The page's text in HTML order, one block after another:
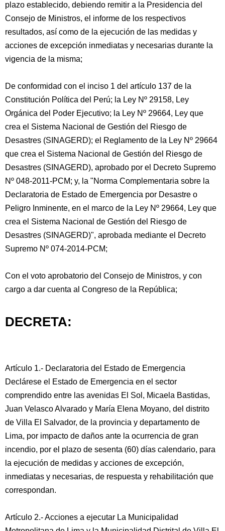
plazo establecido, debiendo remitir a la Presidencia del
Consejo de Ministros, el informe de los respectivos
resultados, así como de la ejecución de las medidas y
acciones de excepción inmediatas y necesarias durante la
vigencia de la misma;
De conformidad con el inciso 1 del artículo 137 de la
Constitución Política del Perú; la Ley Nº 29158, Ley
Orgánica del Poder Ejecutivo; la Ley Nº 29664, Ley que
crea el Sistema Nacional de Gestión del Riesgo de
Desastres (SINAGERD); el Reglamento de la Ley Nº 29664
que crea el Sistema Nacional de Gestión del Riesgo de
Desastres (SINAGERD), aprobado por el Decreto Supremo
Nº 048-2011-PCM; y, la "Norma Complementaria sobre la
Declaratoria de Estado de Emergencia por Desastre o
Peligro Inminente, en el marco de la Ley Nº 29664, Ley que
crea el Sistema Nacional de Gestión del Riesgo de
Desastres (SINAGERD)", aprobada mediante el Decreto
Supremo Nº 074-2014-PCM;
Con el voto aprobatorio del Consejo de Ministros, y con
cargo a dar cuenta al Congreso de la República;
DECRETA:
Artículo 1.- Declaratoria del Estado de Emergencia
Declárese el Estado de Emergencia en el sector
comprendido entre las avenidas El Sol, Micaela Bastidas,
Juan Velasco Alvarado y María Elena Moyano, del distrito
de Villa El Salvador, de la provincia y departamento de
Lima, por impacto de daños ante la ocurrencia de gran
incendio, por el plazo de sesenta (60) días calendario, para
la ejecución de medidas y acciones de excepción,
inmediatas y necesarias, de respuesta y rehabilitación que
correspondan.
Artículo 2.- Acciones a ejecutar La Municipalidad